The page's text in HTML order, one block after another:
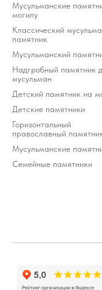
Мусульманские
могилу
Классический
памятник
Мусульманский
Надгробный памятник
мусульман
Детский памятник на
Детские памятники
Горизонтальный
православный
Мусульманские
Семейные памятники